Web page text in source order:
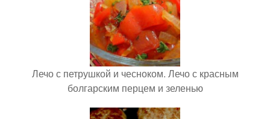
Лечо с петрушкой и чесноком. Лечо с красным
болгарским перцем и зеленью